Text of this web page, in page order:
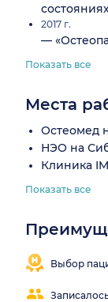
2017 г.
—
Показать все
Места
Остеомед
НЭО на
Клиника
Показать все
Выбор
осмотр